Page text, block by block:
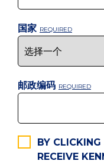
国家
邮政编码
BY
RECEIVE